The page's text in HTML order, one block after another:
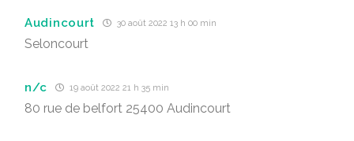
Audincourt 30 août 2022 13 h 00 min
Seloncourt
n/c 19 août 2022 21 h 35 min
80 rue de belfort 25400 Audincourt